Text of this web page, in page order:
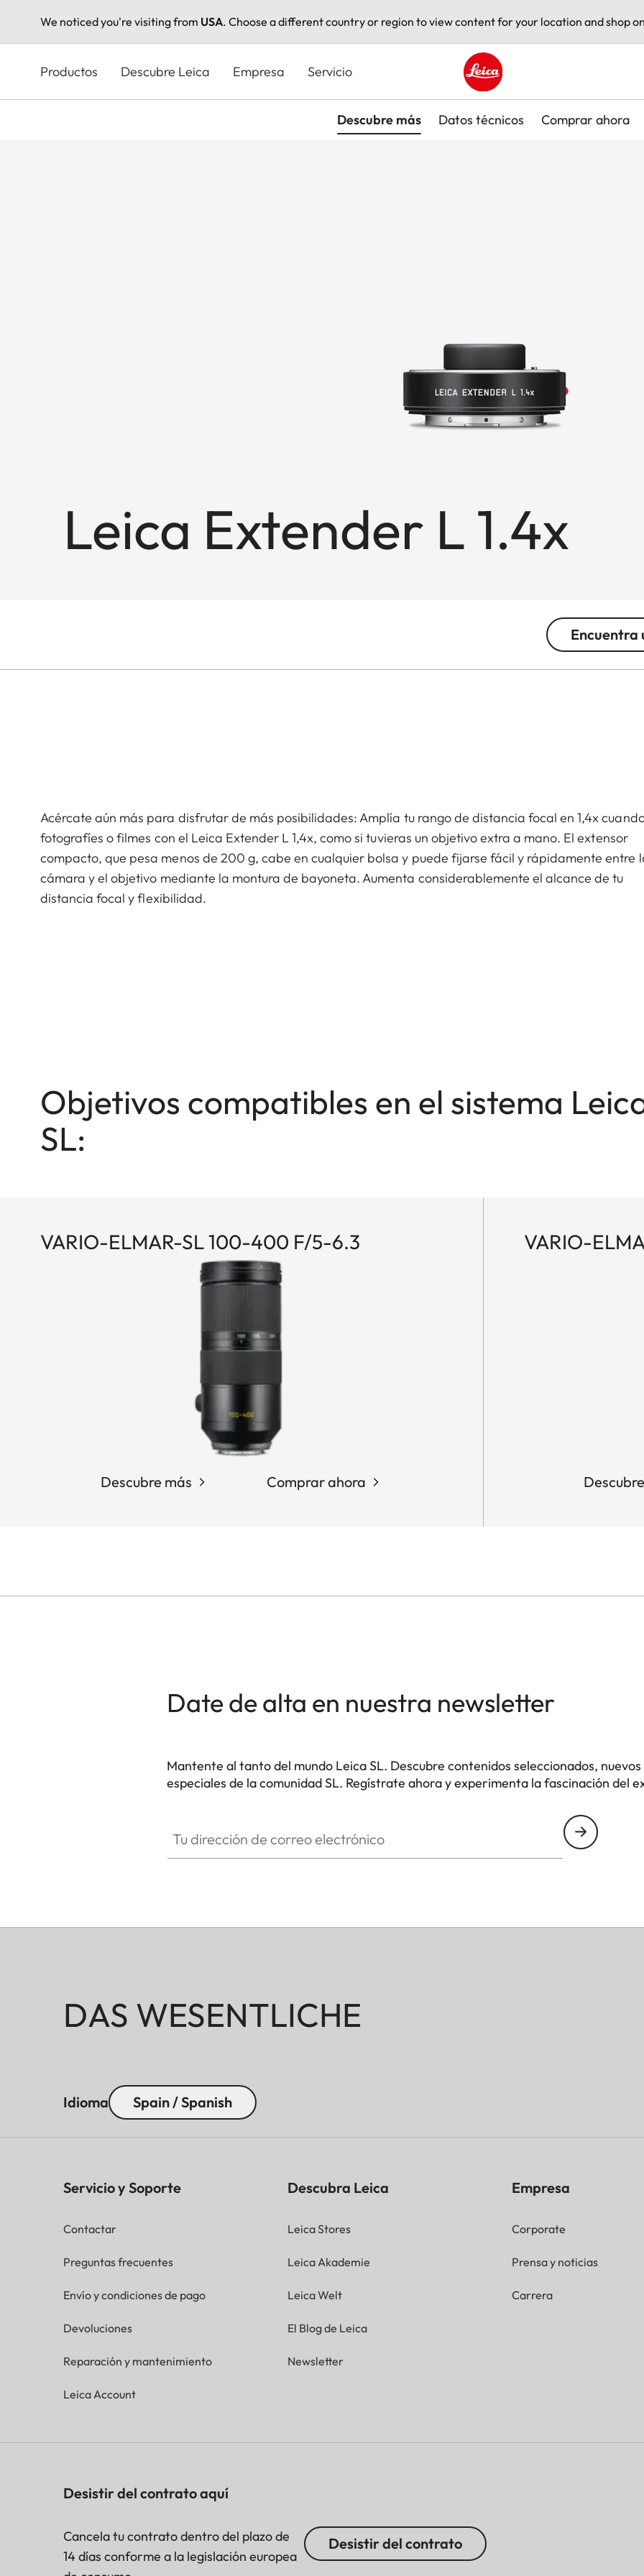
We noticed you're visiting from USA. Choose a different country or region to view content for your location and shop
principal
Productos Descubre Leica Empresa Servicio
Leica logo - Home
Descubre más Datos técnicos Comprar ahora
Leica Extender L 1.4x
Encuentra
Acércate aún más para disfrutar de más posibilidades: Amplía tu rango de distancia focal en 1,4x
fotografíes o filmes con el Leica Extender L 1,4x, como si tuvieras un objetivo extra a mano. El extensor
compacto, que pesa menos de 200 g, cabe en cualquier bolsa y puede fijarse fácil y rápidamente entre
cámara y el objetivo mediante la montura de bayoneta. Aumenta considerablemente el alcance de tu
distancia focal y flexibilidad.
Objetivos compatibles en el sistema
SL:
VARIO-ELMAR-SL 100-400 F/5-6.3
Descubre más Comprar ahora
VARIO-
Date de alta en nuestra newsletter
Mantente al tanto del mundo Leica SL. Descubre contenidos seleccionados,
especiales de la comunidad SL. Regístrate ahora y experimenta la fascinación del
DAS WESENTLICHE
Idioma Spain / Spanish
Servicio y Soporte
Contactar
Preguntas frecuentes
Envío y condiciones de pago
Devoluciones
Reparación y mantenimiento
Leica Account
Descubra Leica
Leica Stores
Leica Akademie
Leica Welt
El Blog de Leica
Newsletter
Empresa
Corporate
Prensa y noticias
Carrera
Desistir del contrato aquí
Cancela tu contrato dentro del plazo de
14 días conforme a la legislación europea
Desistir del contrato